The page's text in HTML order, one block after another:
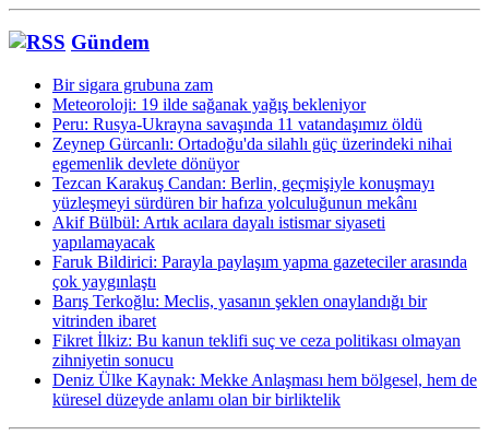
Gündem
Bir sigara grubuna zam
Meteoroloji: 19 ilde sağanak yağış bekleniyor
Peru: Rusya-Ukrayna savaşında 11 vatandaşımız öldü
Zeynep Gürcanlı: Ortadoğu'da silahlı güç üzerindeki nihai
egemenlik devlete dönüyor
Tezcan Karakuş Candan: Berlin, geçmişiyle konuşmayı
yüzleşmeyi sürdüren bir hafıza yolculuğunun mekânı
Akif Bülbül: Artık acılara dayalı istismar siyaseti
yapılamayacak
Faruk Bildirici: Parayla paylaşım yapma gazeteciler arasında
çok yaygınlaştı
Barış Terkoğlu: Meclis, yasanın şeklen onaylandığı bir
vitrinden ibaret
Fikret İlkiz: Bu kanun teklifi suç ve ceza politikası olmayan
zihniyetin sonucu
Deniz Ülke Kaynak: Mekke Anlaşması hem bölgesel, hem de
küresel düzeyde an­lamı olan bir birliktelik